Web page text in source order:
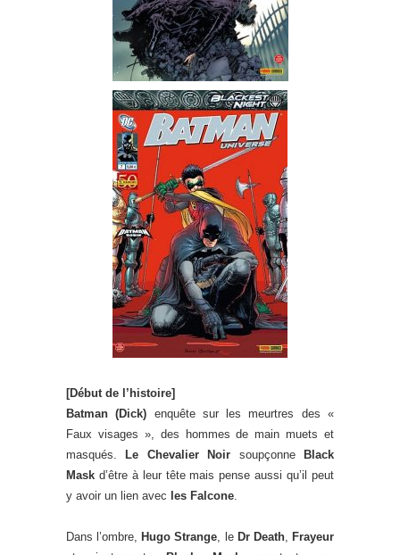
[Début de l’histoire]
Batman (Dick) enquête sur les meurtres des «
Faux visages », des hommes de main muets et
masqués.
Le Chevalier Noir soupçonne
Black
Mask d’être à leur tête mais pense aussi qu’il peut
y avoir un lien avec les Falcone.
Dans l’ombre, Hugo Strange, le Dr Death, Frayeur